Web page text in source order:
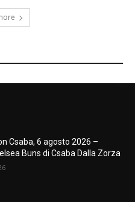
Csaba, 6 agosto 2026 –
Buns di Csaba Dalla Zorza